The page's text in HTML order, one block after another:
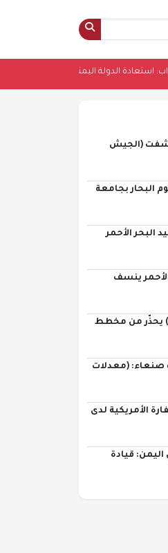
تكتل الأحزاب: استعادة الدولة اليمنية تمثل
كشفت (الجيش
البحار بجامعة
البحر الأحمر
ينسف
يحذّر من مخطط
صنعاء: (معدلات
الأمريكية لدى
اليمن: قيادة